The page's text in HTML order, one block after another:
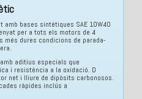
amb bases sintètiques SAE 10W40
per a tots els motors de 4
dures condicions de parada-
amb aditius especials que
i resistència a la oxidació. D
net i lliure de dipòsits carbonosos.
ràpides inclús a